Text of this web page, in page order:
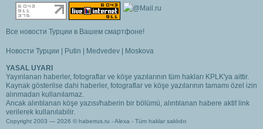
Все новости Турции в Вашем смартфоне!
Новости Турции | Putin | Medvedev | Moskova
YASAL UYARI
Yayınlanan haberler, fotograflar ve köşe yazılarının tüm hakları KPLK'ya aittir.
Kaynak gösterilse dahi haberler, fotograflar ve köşe yazılarının tamamı özel izin
alınmadan kullanılamaz.
Ancak alıntılanan köşe yazısı/haberin bir bölümü, alıntılanan habere aktif link
verilerek kullanılabilir.
Copyright 2003 — 2026 © haberrus.ru -Alexa - Tüm haklar saklıdır.